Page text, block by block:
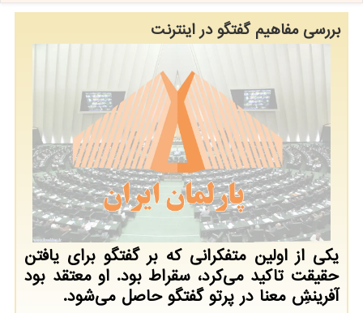
بررسی مفاهیم گفتگو در اینترنت
یكی از اولین متفكرانی كه بر گفتگو برای یافتن
حقیقت تاكید می‌كرد، سقراط بود. او معتقد بود
آفرینشِ معنا در پرتو گفتگو حاصل می‌شود.